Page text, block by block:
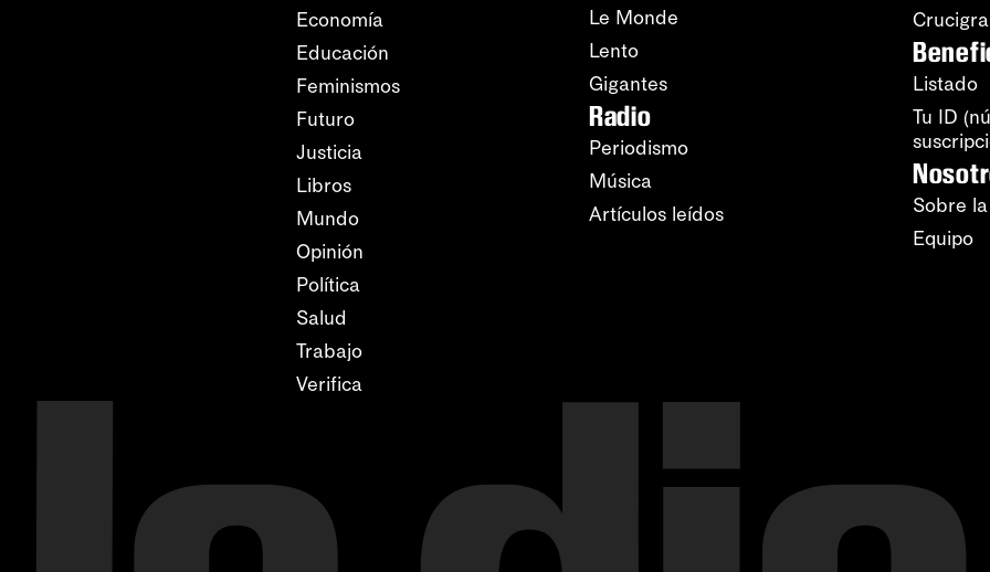
Economía
Educación
Feminismos
Futuro
Justicia
Libros
Mundo
Opinión
Política
Salud
Trabajo
Verifica
Le Monde
Lento
Gigantes
Radio
Periodismo
Música
Artículos leídos
Listado
Tu ID
Sobre
Equipo